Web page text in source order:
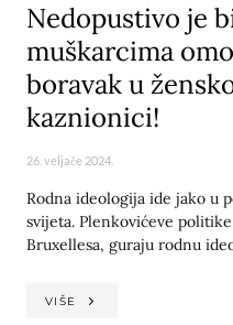
Nedopustivo je
muškarcima
boravak u
kaznionici!
26. veljače 2024.
Rodna ideologija ide jako u
svijeta. Plenkovićeve
Bruxellesa, guraju rodnu
VIŠE